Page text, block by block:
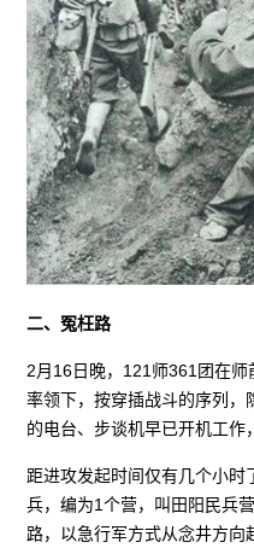
二、冤枉路
2月16日晚，121师361团在
率领下，按穿插战斗的序列，
的电台、步谈机早已开机工作
距进攻发起时间仅有几个小
兵，编为1个营，叫田阳民兵
路，以急行军方式从念井方向